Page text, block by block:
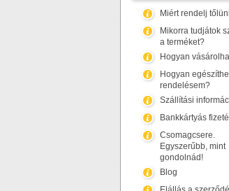
Miért rendelj
Mikorra tudjátok
a terméket?
Hogyan
Hogyan
rendelésem?
Szállítási
Bankkártyás
Csomagcsere.
Egyszerűbb, mint
gondolnád!
Blog